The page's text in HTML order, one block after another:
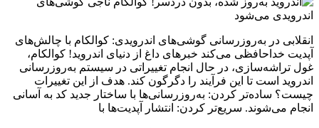
انقلابی در به‌روزرسانی گوشی‌های اندرویدی: کوالکام با چالش‌های
آپدیت خداحافظی می‌کند خبرهای داغ از دنیای اندروید! کوالکام،
غول تراشه‌سازی، در حال انجام تغییراتی در سیستم به‌روزرسانی
اندروید است تا این فرآیند را دگرگون کند. هدف از این تغییرات
چیست؟ ساده‌تر کردن: به‌روزرسانی‌ها با ساختار جدید کد به آسانی
انجام می‌شوند. سریع‌تر کردن: انتشار آپدیت‌ها با